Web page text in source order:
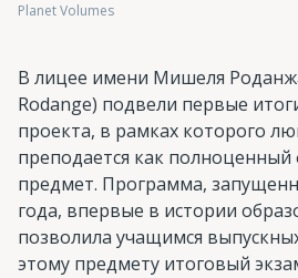
Planet Volumes
В лицее имени Мишеля
Rodange) подвели первые
проекта, в рамках которого
преподается как
предмет. Программа,
года, впервые в истории
позволила учащимся
этому предмету итоговый